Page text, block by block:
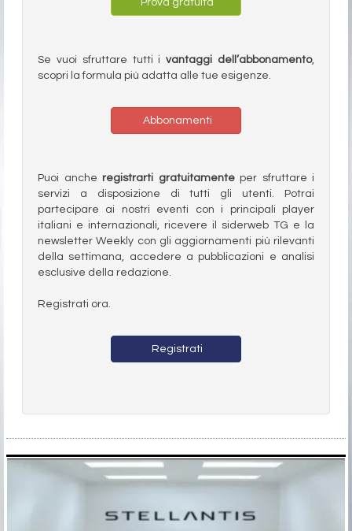
Prova gratuita
Se vuoi sfruttare tutti ivantaggi dell’abbonamento,
scopri la formula più adatta alle tue esigenze.
Abbonamenti
Puoi anche registrarti gratuitamenteper sfruttare i
servizi a disposizione di tutti gli utenti. Potrai
partecipare ai nostri eventi con i principali player
italiani e internazionali, ricevere il siderweb TG e la
newsletter Weekly con gli aggiornamenti più rilevanti
della settimana, accedere a pubblicazioni e analisi
esclusive della redazione.
Registrati ora.
Registrati